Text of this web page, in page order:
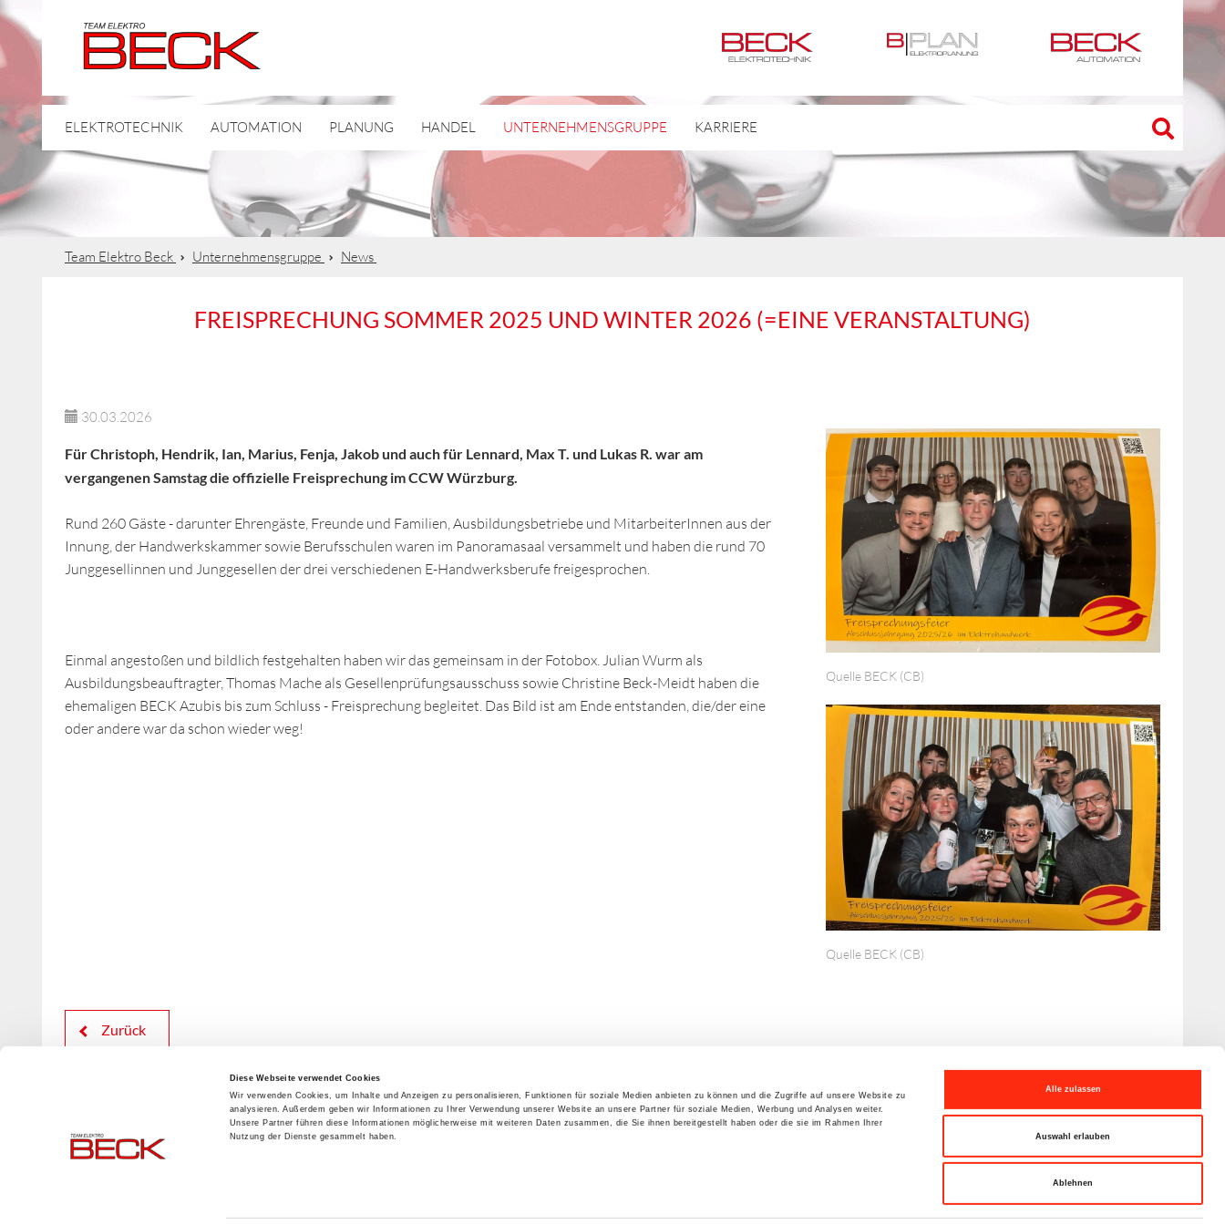
Diese Webseite verwendet Cookies
Wir verwenden Cookies, um Inhalte und Anzeigen zu personalisieren, Funktionen für soziale Medien anbieten zu können und die Zugriffe auf unsere Website zu
analysieren. Außerdem geben wir Informationen zu Ihrer Verwendung unserer Website an unsere Partner für soziale Medien, Werbung und Analysen weiter.
Unsere Partner führen diese Informationen möglicherweise mit weiteren Daten zusammen, die Sie ihnen bereitgestellt haben oder die sie im Rahmen Ihrer
Nutzung der Dienste gesammelt haben.
Alle zulassen
Auswahl erlauben
Ablehnen
ELEKTROTECHNIK AUTOMATION PLANUNG HANDEL UNTERNEHMENSGRUPPE KARRIERE
Team Elektro Beck Unternehmensgruppe News
FREISPRECHUNG SOMMER 2025 UND WINTER 2026 (=EINE VERANSTALTUNG)
30.03.2026
Für Christoph, Hendrik, Ian, Marius, Fenja, Jakob und auch für Lennard, Max T. und Lukas R. war am
vergangenen Samstag die offizielle Freisprechung im CCW Würzburg.
Rund 260 Gäste - darunter Ehrengäste, Freunde und Familien, Ausbildungsbetriebe und MitarbeiterInnen aus der
Innung, der Handwerkskammer sowie Berufsschulen waren im Panoramasaal versammelt und haben die rund 70
Junggesellinnen und Junggesellen der drei verschiedenen E-Handwerksberufe freigesprochen.
Einmal angestoßen und bildlich festgehalten haben wir das gemeinsam in der Fotobox. Julian Wurm als
Ausbildungsbeauftragter, Thomas Mache als Gesellenprüfungsausschuss sowie Christine Beck-Meidt haben die
ehemaligen BECK Azubis bis zum Schluss - Freisprechung begleitet. Das Bild ist am Ende entstanden, die/der eine
oder andere war da schon wieder weg!
Quelle BECK (CB)
Quelle BECK (CB)
Zurück